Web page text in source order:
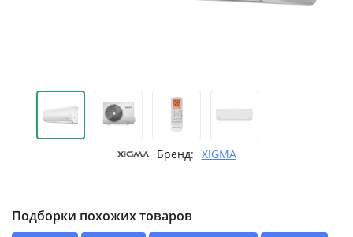
Бренд: XIGMA
Подборки похожих товаров